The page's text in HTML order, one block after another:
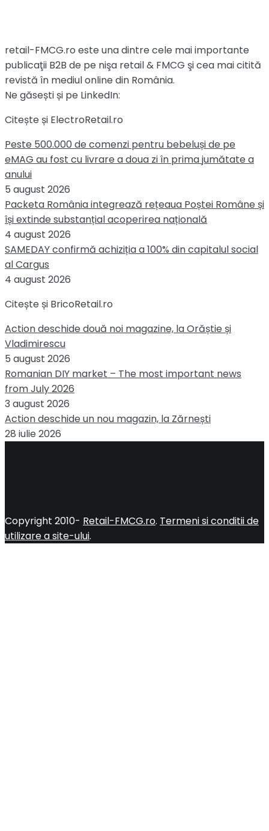
retail-FMCG.ro este una dintre cele mai importante
publicaţii B2B de pe nişa retail & FMCG şi cea mai citită
revistă în mediul online din România.
Ne găsești și pe LinkedIn:
Citește și ElectroRetail.ro
Peste 500.000 de comenzi pentru bebeluși de pe
eMAG au fost cu livrare a doua zi în prima jumătate a
anului
5 august 2026
Packeta România integrează rețeaua Poștei Române și
își extinde substanțial acoperirea națională
4 august 2026
SAMEDAY confirmă achiziția a 100% din capitalul social
al Cargus
4 august 2026
Citește și BricoRetail.ro
Action deschide două noi magazine, la Orăștie și
Vladimirescu
5 august 2026
Romanian DIY market – The most important news
from July 2026
3 august 2026
Action deschide un nou magazin, la Zărnești
28 iulie 2026
Copyright 2010- Retail-FMCG.ro. Termeni si conditii de
utilizare a site-ului.